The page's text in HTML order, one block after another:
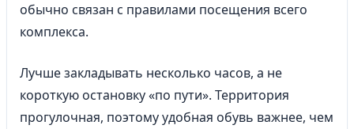
обычно связан с правилами посещения всего
комплекса.
Лучше закладывать несколько часов, а не
короткую остановку «по пути». Территория
прогулочная, поэтому удобная обувь важнее, чем